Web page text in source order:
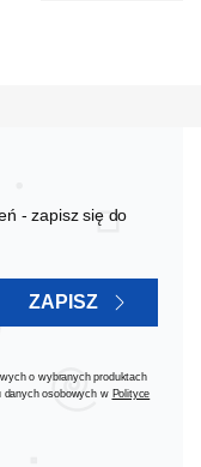
- zapisz się do
ZAPISZ
o wybranych produktach
danych osobowych w Polityce